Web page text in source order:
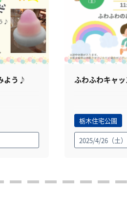
よう♪ ふわふわキャ
栃木住宅公園
2025/4/26（土